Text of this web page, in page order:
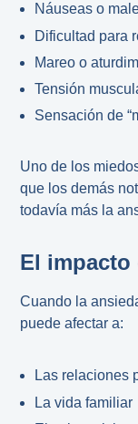
Náuseas o
Dificultad para
Mareo o
Tensión
Sensación de
Uno de los
que los demás
todavía más la
El impacto
Cuando la
puede afectar a:
Las relaciones
La vida familiar